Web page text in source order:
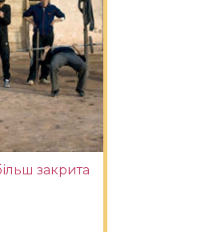
закрита